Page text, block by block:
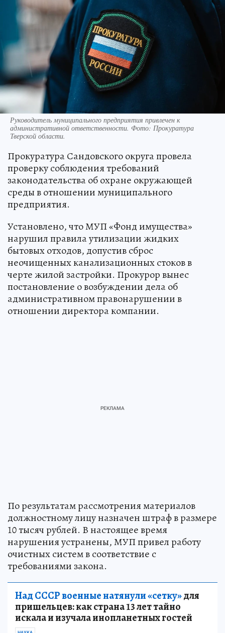
Руководитель муниципального предприятия привлечен к
административной ответственности. Фото: Прокуратура
Тверской области.
Прокуратура Сандовского округа провела
проверку соблюдения требований
законодательства об охране окружающей
среды в отношении муниципального
предприятия.
Установлено, что МУП «Фонд имущества»
нарушил правила утилизации жидких
бытовых отходов, допустив сброс
неочищенных канализационных стоков в
черте жилой застройки. Прокурор вынес
постановление о возбуждении дела об
административном правонарушении в
отношении директора компании.
По результатам рассмотрения материалов
должностному лицу назначен штраф в размере
10 тысяч рублей. В настоящее время
нарушения устранены, МУП привел работу
очистных систем в соответствие с
требованиями закона.
Над СССР военные натянули «сетку»для
пришельцев: как страна 13 лет тайно
искала и изучала инопланетных гостей